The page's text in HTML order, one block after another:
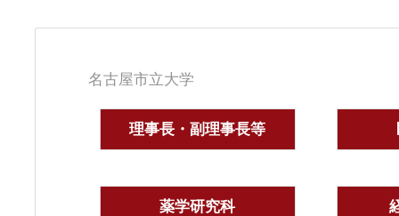
名古屋市立大学
理事長・副理事長等
薬学研究科